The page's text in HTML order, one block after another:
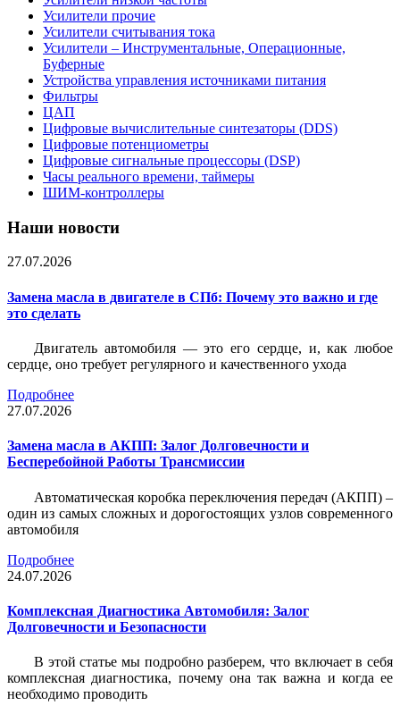
Усилители прочие
Усилители считывания тока
Усилители – Инструментальные, Операционные,
Буферные
Устройства управления источниками питания
Фильтры
ЦАП
Цифровые вычислительные синтезаторы (DDS)
Цифровые потенциометры
Цифровые сигнальные процессоры (DSP)
Часы реального времени, таймеры
ШИМ-контроллеры
Наши новости
27.07.2026
Замена масла в двигателе в СПб: Почему это важно и где
это сделать
Двигатель автомобиля — это его сердце, и, как любое
сердце, оно требует регулярного и качественного ухода
Подробнее
27.07.2026
Замена масла в АКПП: Залог Долговечности и
Бесперебойной Работы Трансмиссии
Автоматическая коробка переключения передач (АКПП) –
один из самых сложных и дорогостоящих узлов современного
автомобиля
Подробнее
24.07.2026
Комплексная Диагностика Автомобиля: Залог
Долговечности и Безопасности
В этой статье мы подробно разберем, что включает в себя
комплексная диагностика, почему она так важна и когда ее
необходимо проводить